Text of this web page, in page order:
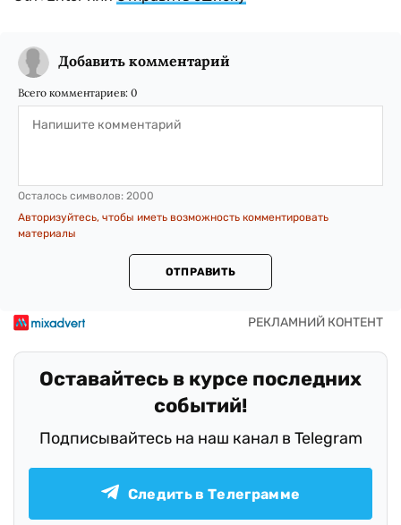
Добавить комментарий
Всего комментариев: 0
Осталось символов: 2000
Авторизуйтесь, чтобы иметь возможность комментировать
материалы
ОТПРАВИТЬ
Оставайтесь в курсе последних
событий!
Подписывайтесь на наш канал в Telegram
Следить в Телеграмме